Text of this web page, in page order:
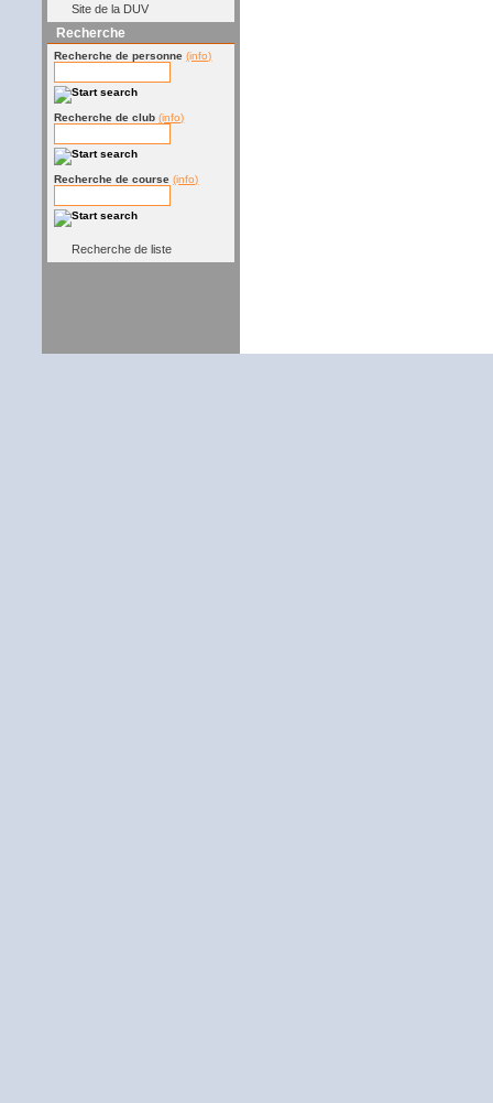
Site de la DUV
Recherche
Recherche de personne (info)
Recherche de club (info)
Recherche de course (info)
Recherche de liste